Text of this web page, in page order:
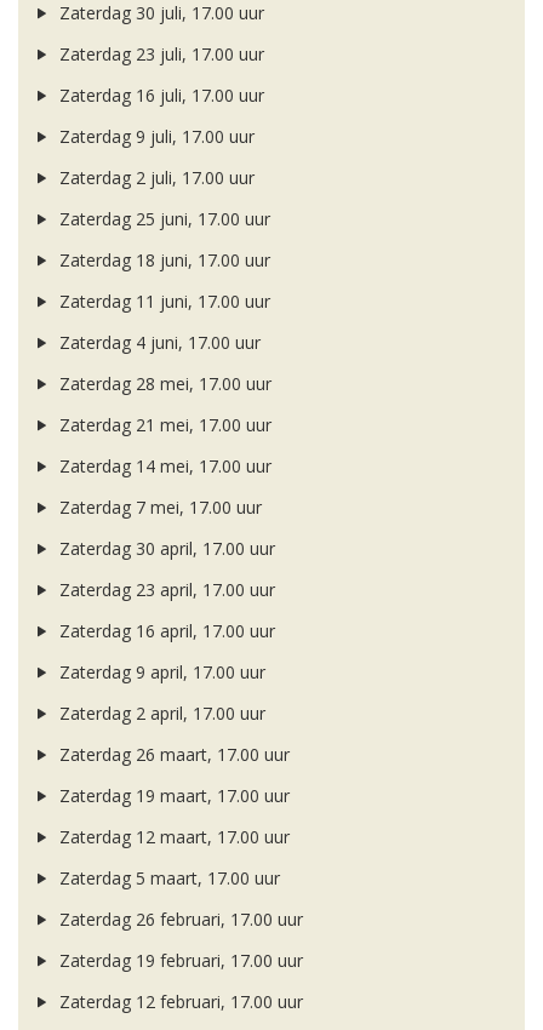
Zaterdag 30 juli, 17.00 uur
Zaterdag 23 juli, 17.00 uur
Zaterdag 16 juli, 17.00 uur
Zaterdag 9 juli, 17.00 uur
Zaterdag 2 juli, 17.00 uur
Zaterdag 25 juni, 17.00 uur
Zaterdag 18 juni, 17.00 uur
Zaterdag 11 juni, 17.00 uur
Zaterdag 4 juni, 17.00 uur
Zaterdag 28 mei, 17.00 uur
Zaterdag 21 mei, 17.00 uur
Zaterdag 14 mei, 17.00 uur
Zaterdag 7 mei, 17.00 uur
Zaterdag 30 april, 17.00 uur
Zaterdag 23 april, 17.00 uur
Zaterdag 16 april, 17.00 uur
Zaterdag 9 april, 17.00 uur
Zaterdag 2 april, 17.00 uur
Zaterdag 26 maart, 17.00 uur
Zaterdag 19 maart, 17.00 uur
Zaterdag 12 maart, 17.00 uur
Zaterdag 5 maart, 17.00 uur
Zaterdag 26 februari, 17.00 uur
Zaterdag 19 februari, 17.00 uur
Zaterdag 12 februari, 17.00 uur